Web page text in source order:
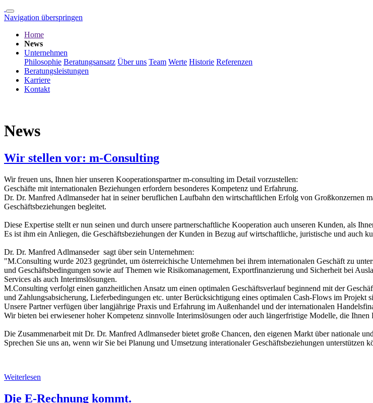
Navigation überspringen
Home
News
Unternehmen
Philosophie Beratungsansatz Über uns Team Werte Historie Referenzen
Beratungsleistungen
Karriere
Kontakt
News
Wir stellen vor: m-Consulting
Wir freuen uns, Ihnen hier unseren Kooperationspartner m-consulting im Detail vorzustellen:
Geschäfte mit internationalen Beziehungen erfordern besonderes Kompetenz und Erfahrung.
Dr. Dr. Manfred Adlmanseder hat in seiner beruflichen Laufbahn den wirtschaftlichen Erfolg von Großkonzernen
Geschäftsbeziehungen begleitet.
Diese Expertise stellt er nun seinen und durch unsere partnerschaftliche Kooperation auch unseren Kunden, als
Es ist ihm ein Anliegen, die Geschäftsbeziehungen der Kunden in Bezug auf wirtschaftliche, juristische und auch
Dr. Dr. Manfred Adlmanseder sagt über sein Unternehmen:
"M.Consulting wurde 2023 gegründet, um österreichische Unternehmen bei ihrem internationalen Geschäft zu
und Geschäftsbedingungen sowie auf Themen wie Risikomanagement, Exportfinanzierung und Sicherheit bei
Services als auch Interimslösungen.
M.Consulting verfolgt einen ganzheitlichen Ansatz um einen optimalen Geschäftsverlauf beginnend mit der
und Zahlungsabsicherung, Lieferbedingungen etc. unter Berücksichtigung eines optimalen Cash-Flows im Projekt
Unsere Partner verfügen über langjährige Praxis und Erfahrung im Außenhandel und der internationalen
Wir bieten bei erwiesener hoher Kompetenz sinnvolle Interimslösungen oder auch längerfristige Modelle, die Ihnen
Die Zusammenarbeit mit Dr. Dr. Manfred Adlmanseder bietet große Chancen, den eigenen Markt über nationale
Sprechen Sie uns an, wenn wir Sie bei Planung und Umsetzung interationaler Geschäftsbeziehungen unterstützen
Weiterlesen
Die E-Rechnung kommt.